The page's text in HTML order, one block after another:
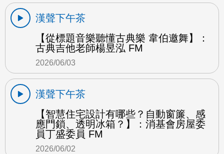
漢聲下午茶
【從標題音樂聽懂古典樂 韋伯邀舞】：
古典吉他老師楊昱泓 FM
2026/06/03
漢聲下午茶
【智慧住宅設計有哪些？自動窗簾、感
應門鎖、透明冰箱？】：消基會房屋委
員丁盛委員 FM
2026/06/02